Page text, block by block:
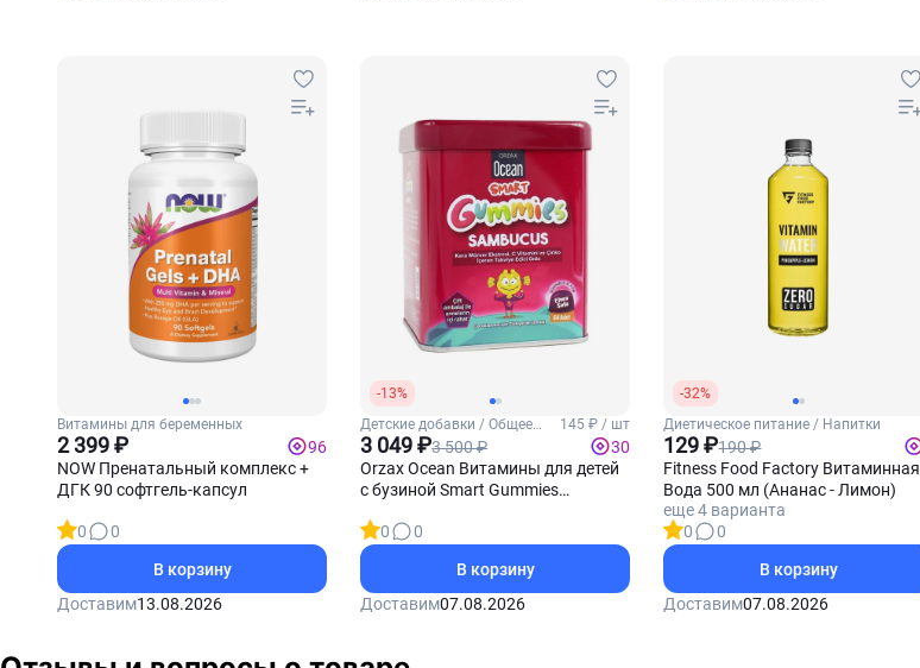
Витамины для беременных
2 399 ₽
96
NOW Пренатальный комплекс +
ДГК 90 софтгель-капсул
0
0
В корзину
Доставим13.08.2026
-13%
Детские добавки / Общее
укрепление для детей
145 ₽ / шт
3 049 ₽3 500 ₽
30
Orzax Ocean Витамины для детей
с бузиной Smart Gummies
пастилок
0
0
В корзину
Доставим07.08.2026
-32%
Диетическое питание / Напитки
129 ₽190 ₽
Fitness Food Factory Витаминная
Вода 500 мл (Ананас - Лимон)
еще 4 варианта
0
0
В корзину
Доставим07.08.2026